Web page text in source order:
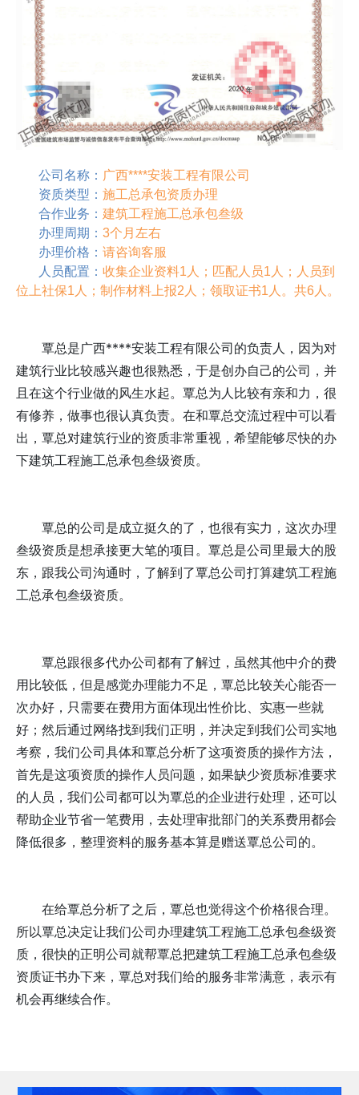
公司名称： 广西****安装工程有限公司
资质类型： 施工总承包资质办理
合作业务： 建筑工程施工总承包叁级
办理周期： 3个月左右
办理价格： 请咨询客服
人员配置： 收集企业资料1人；匹配人员1人；人员到
位上社保1人；制作材料上报2人；领取证书1人。共6人。
覃总是广西****安装工程有限公司的负责人，因为对
建筑行业比较感兴趣也很熟悉，于是创办自己的公司，并
且在这个行业做的风生水起。覃总为人比较有亲和力，很
有修养，做事也很认真负责。在和覃总交流过程中可以看
出，覃总对建筑行业的资质非常重视，希望能够尽快的办
下建筑工程施工总承包叁级资质。
覃总的公司是成立挺久的了，也很有实力，这次办理
叁级资质是想承接更大笔的项目。覃总是公司里最大的股
东，跟我公司沟通时，了解到了覃总公司打算建筑工程施
工总承包叁级资质。
覃总跟很多代办公司都有了解过，虽然其他中介的费
用比较低，但是感觉办理能力不足，覃总比较关心能否一
次办好，只需要在费用方面体现出性价比、实惠一些就
好；然后通过网络找到我们正明，并决定到我们公司实地
考察，我们公司具体和覃总分析了这项资质的操作方法，
首先是这项资质的操作人员问题，如果缺少资质标准要求
的人员，我们公司都可以为覃总的企业进行处理，还可以
帮助企业节省一笔费用，去处理审批部门的关系费用都会
降低很多，整理资料的服务基本算是赠送覃总公司的。
在给覃总分析了之后，覃总也觉得这个价格很合理。
所以覃总决定让我们公司办理建筑工程施工总承包叁级资
质，很快的正明公司就帮覃总把建筑工程施工总承包叁级
资质证书办下来，覃总对我们给的服务非常满意，表示有
机会再继续合作。